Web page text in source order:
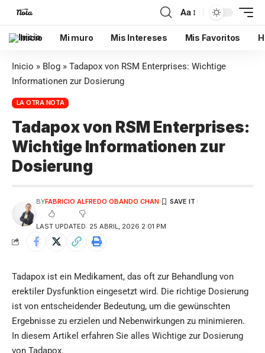
Aa
Inicio Mi muro Mis Intereses Mis Favoritos
Inicio » Blog » Tadapox von RSM Enterprises: Wichtige
Informationen zur Dosierung
LA OTRA NOTA
Tadapox von RSM Enterprises:
Wichtige Informationen zur
Dosierung
LAST UPDATED: 25 ABRIL, 2026 2:01 PM
BYFABRICIO ALFREDO OBANDO CHAN
Tadapox ist ein Medikament, das oft zur Behandlung von
erektiler Dysfunktion eingesetzt wird. Die richtige Dosierung
ist von entscheidender Bedeutung, um die gewünschten
Ergebnisse zu erzielen und Nebenwirkungen zu minimieren.
In diesem Artikel erfahren Sie alles Wichtige zur Dosierung
von Tadapox.